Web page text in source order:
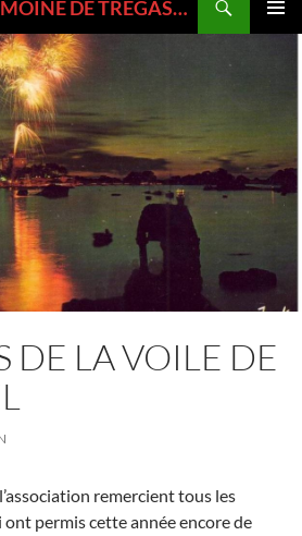
HISTOIRE ET PATRIMOINE DE TREGASTEL ET DU TREGOR
DE LA VOILE DE
remercient tous les
permis cette année encore de